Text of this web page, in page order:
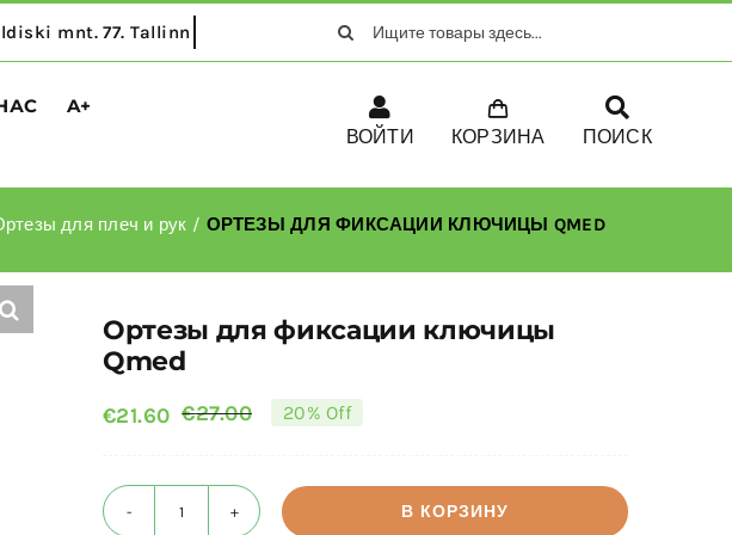
Search
for:
A+
ВОЙТИ КОРЗИНА ПОИСК
для плеч и рук ОРТЕЗЫ ДЛЯ ФИКСАЦИИ КЛЮЧИЦЫ QMED
Ортезы для фиксации ключицы
Qmed
€27.00Первоначальная
составляла
€21.60
Текущая
€21.60.
20% Off
Количество
В КОРЗИНУ